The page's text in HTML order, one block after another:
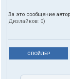
За это сообщение
Дизлайков: 0)
СПОЙЛЕР